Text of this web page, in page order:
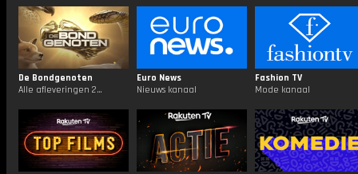
De Bondgenoten
Alle afleveringen 24/7
Euro News
Nieuws kanaal
Fashion TV
Mode kanaal